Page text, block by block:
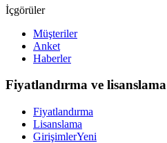
İçgörüler
Müşteriler
Anket
Haberler
Fiyatlandırma ve lisanslama
Fiyatlandırma
Lisanslama
GirişimlerYeni